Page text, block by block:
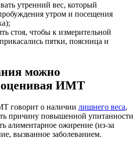
утренний вес, который
утром и посещения
стоя, чтобы к измерительной
пятки, поясница и
можно
оценивая ИМТ
говорит о наличии лишнего веса,
причину повышенной упитанности
алиментарное ожирение (из-за
вызванное заболеванием.